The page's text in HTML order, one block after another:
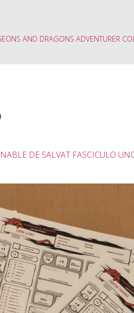
AND DRAGONS ADVENTURER
DE SALVAT FASCICULO